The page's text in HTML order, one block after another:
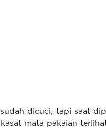
dicuci, tapi saat
mata pakaian